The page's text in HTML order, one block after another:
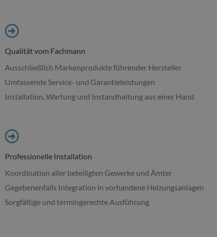
Qualität vom Fachmann
Ausschließlich Markenprodukte führender Hersteller
Umfassende Service- und Garantieleistungen
Installation, Wartung und Instandhaltung aus einer Hand
Professionelle Installation
Koordination aller beteiligten Gewerke und Ämter
Gegebenenfalls Integration in vorhandene Heizungsanlagen
Sorgfältige und termingerechte Ausführung